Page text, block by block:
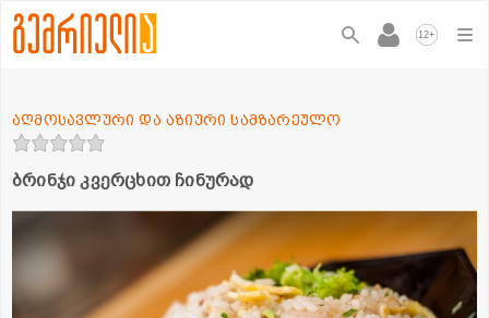
12+
ბრინჯი კვერცხით ჩინურად
აღმოსავლური და აზიური სამზარეულო